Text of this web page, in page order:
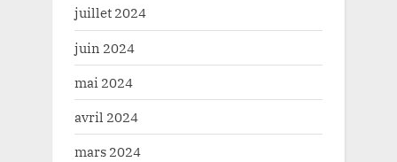
juillet 2024
juin 2024
mai 2024
avril 2024
mars 2024